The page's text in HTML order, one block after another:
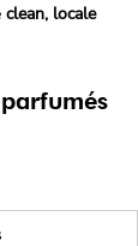
clean, locale